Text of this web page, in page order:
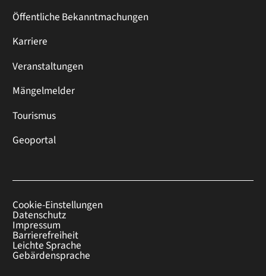
Öffentliche Bekanntmachungen
Karriere
Veranstaltungen
Mängelmelder
Tourismus
Geoportal
Cookie-Einstellungen
Datenschutz
Impressum
Barrierefreiheit
Leichte Sprache
Gebärdensprache